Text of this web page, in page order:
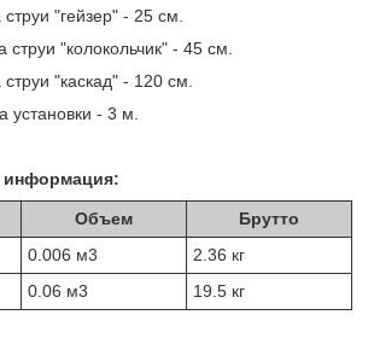
"гейзер" - 25 см.
"колокольчик" - 45 см.
"каскад" - 120 см.
установки - 3 м.
информация:
Объем
Брутто
0.006 м3
2.36 кг
0.06 м3 19.5 кг